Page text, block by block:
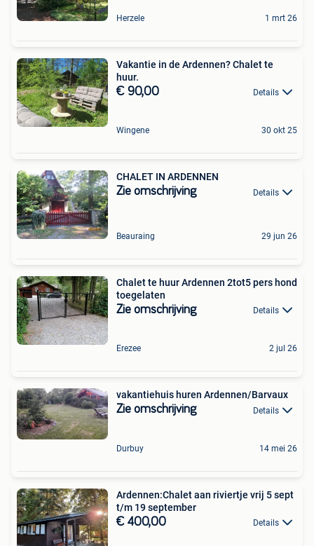
Herzele 1 mrt 26
Vakantie in de Ardennen? Chalet te
huur.
€ 90,00 Details
Wingene 30 okt 25
CHALET IN ARDENNEN
Zie omschrijving Details
Beauraing 29 jun 26
Chalet te huur Ardennen 2tot5 pers hond
toegelaten
Zie omschrijving Details
Erezee 2 jul 26
vakantiehuis huren Ardennen/Barvaux
Zie omschrijving Details
Durbuy 14 mei 26
Ardennen:Chalet aan riviertje vrij 5 sept
t/m 19 september
€ 400,00 Details